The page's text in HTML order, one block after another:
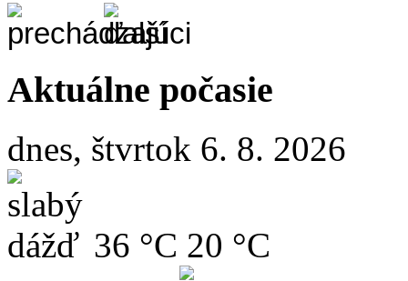
Aktuálne počasie
dnes, štvrtok 6. 8. 2026
36 °C 20 °C